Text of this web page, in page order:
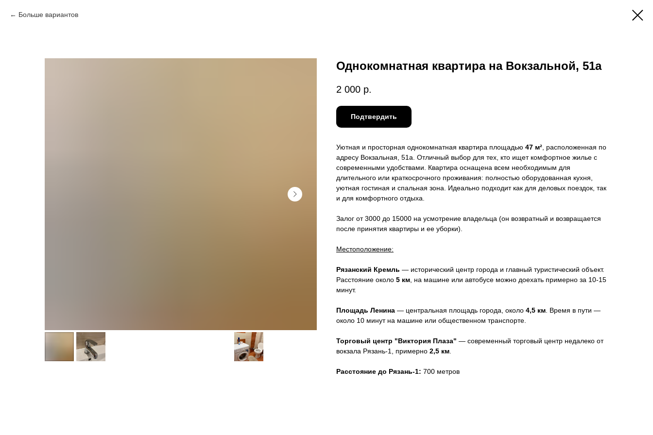
Больше вариантов
Однокомнатная квартира на Вокзальной, 51а
2 000 р.
Подтвердить
Уютная и просторная однокомнатная квартира площадью 47 м², расположенная по
адресу Вокзальная, 51а. Отличный выбор для тех, кто ищет комфортное жилье с
современными удобствами. Квартира оснащена всем необходимым для
длительного или краткосрочного проживания: полностью оборудованная кухня,
уютная гостиная и спальная зона. Идеально подходит как для деловых поездок, так
и для комфортного отдыха.
Залог от 3000 до 15000 на усмотрение владельца (он возвратный и возвращается
после принятия квартиры и ее уборки).
Местоположение:
Рязанский Кремль — исторический центр города и главный туристический объект.
Расстояние около 5 км, на машине или автобусе можно доехать примерно за 10-15
минут.
Площадь Ленина — центральная площадь города, около 4,5 км. Время в пути —
около 10 минут на машине или общественном транспорте.
Торговый центр "Виктория Плаза" — современный торговый центр недалеко от
вокзала Рязань-1, примерно 2,5 км.
Расстояние до Рязань-1: 700 метров